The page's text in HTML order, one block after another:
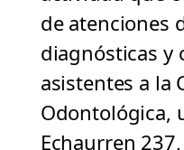
de atenciones
diagnósticas y
asistentes a la
Odontológica,
Echaurren